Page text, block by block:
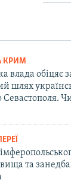
КРИМ
влада обіцяє
шлях
та